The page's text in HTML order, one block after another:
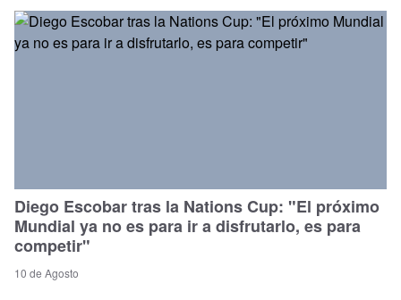
Diego Escobar tras la Nations Cup: "El próximo
Mundial ya no es para ir a disfrutarlo, es para
competir"
10 de Agosto